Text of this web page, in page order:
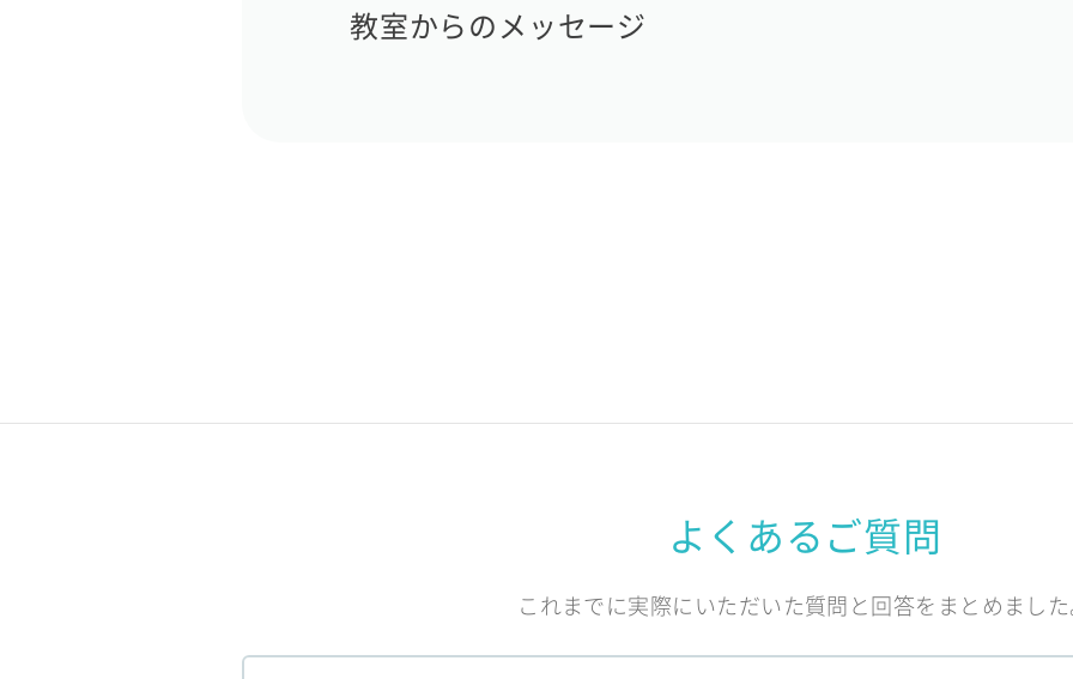
教室からのメッセージ
よくあるご質問
これまでに実際にいただいた質問と回答をまとめまし